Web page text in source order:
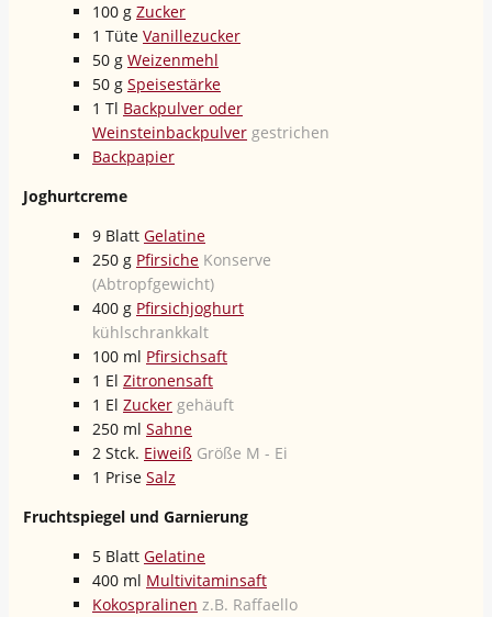
100 g Zucker
1 Tüte Vanillezucker
50 g Weizenmehl
50 g Speisestärke
1 Tl Backpulver oder
Weinsteinbackpulver gestrichen
Backpapier
Joghurtcreme
9 Blatt Gelatine
250 g Pfirsiche Konserve
(Abtropfgewicht)
400 g Pfirsichjoghurt
kühlschrankkalt
100 ml Pfirsichsaft
1 El Zitronensaft
1 El Zucker gehäuft
250 ml Sahne
2 Stck. Eiweiß Größe M - Ei
1 Prise Salz
Fruchtspiegel und Garnierung
5 Blatt Gelatine
400 ml Multivitaminsaft
Kokospralinen z.B. Raffaello